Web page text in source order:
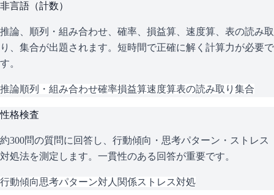
非言語（計数）
推論、順列・組み合わせ、確率、損益算、速度算、表の読み取
り、集合が出題されます。短時間で正確に解く計算力が必要で
す。
推論順列・組み合わせ確率損益算速度算表の読み取り 集合
性格検査
約300問の質問に回答し、行動傾向・思考パターン・ストレス
対処法を測定します。一貫性のある回答が重要です。
行動傾向思考パターン対人関係ストレス対処